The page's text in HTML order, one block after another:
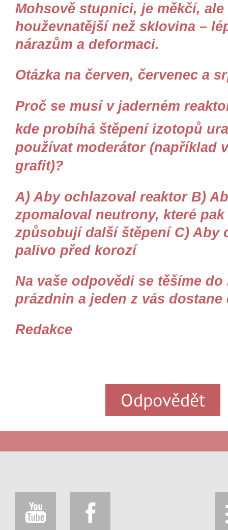
Mohsově stupnici, je měkčí, ale
houževnatější než sklovina –
nárazům a deformaci.
Otázka na červen, červenec a
Proč se musí v jaderném
kde probíhá štěpení izotopů
používat moderátor (například
grafit)?
A) Aby ochlazoval reaktor B)
zpomaloval neutrony, které pak
způsobují další štěpeníC) Aby
palivo před korozí
Na vaše odpovědi se těšíme do
prázdnin a jeden z vás dostane
Redakce